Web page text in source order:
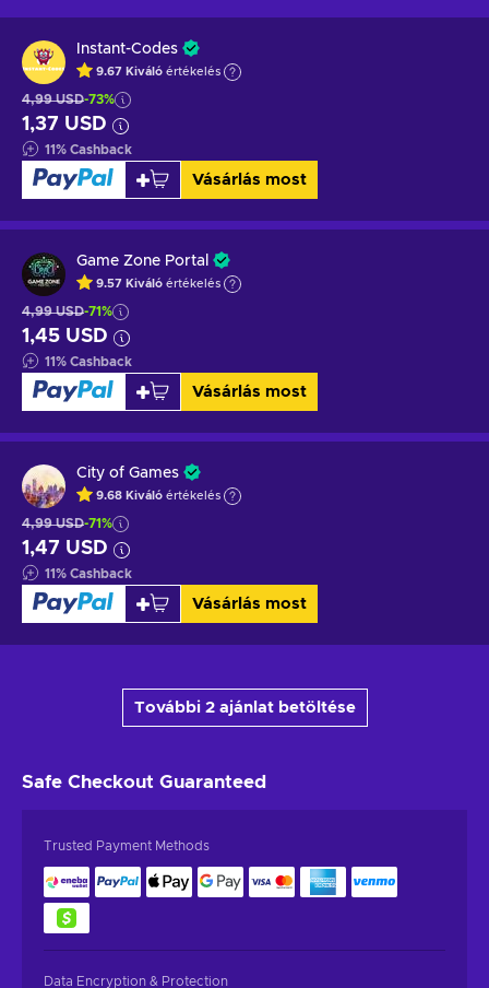
Instant-Codes
9.67 Kiváló értékelés
4,99 USD-73%
1,37 USD
11% Cashback
Vásárlás most
Game Zone Portal
9.57 Kiváló értékelés
4,99 USD-71%
1,45 USD
11% Cashback
Vásárlás most
City of Games
9.68 Kiváló értékelés
4,99 USD-71%
1,47 USD
11% Cashback
Vásárlás most
További 2 ajánlat betöltése
Safe Checkout Guaranteed
Trusted Payment Methods
Data Encryption & Protection